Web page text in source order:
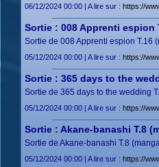
06/12/2024 00:00 | A lire sur : https://
Sortie : 008 Apprenti espion
Sortie de 008 Apprenti espion T.16
05/12/2024 00:00 | A lire sur : https://
Sortie : 365 days to the
Sortie de 365 days to the wedding
05/12/2024 00:00 | A lire sur : https://
Sortie : Akane-banashi T.8
Sortie de Akane-banashi T.8
05/12/2024 00:00 | A lire sur : https://